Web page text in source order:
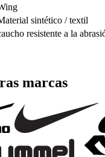
sintético / textil
resistente a la
marcas